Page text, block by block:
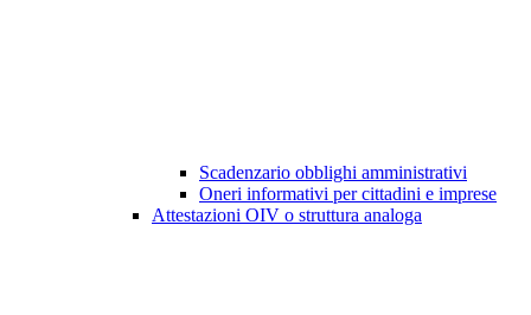
Scadenzario obblighi amministrativi
Oneri informativi per cittadini e imprese
Attestazioni OIV o struttura analoga